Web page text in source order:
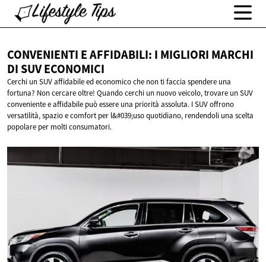
CONVENIENTI E AFFIDABILI: I MIGLIORI MARCHI
DI SUV ECONOMICI
Cerchi un SUV affidabile ed economico che non ti faccia spendere una
fortuna? Non cercare oltre! Quando cerchi un nuovo veicolo, trovare un SUV
conveniente e affidabile può essere una priorità assoluta. I SUV offrono
versatilità, spazio e comfort per l&#039;uso quotidiano, rendendoli una scelta
popolare per molti consumatori.